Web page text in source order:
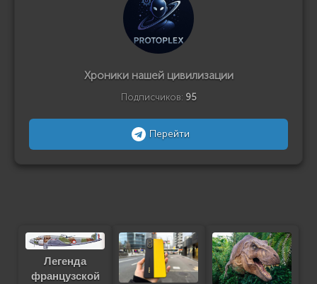
Хроники нашей цивилизации
Подписчиков: 95
Перейти
Легенда
французской